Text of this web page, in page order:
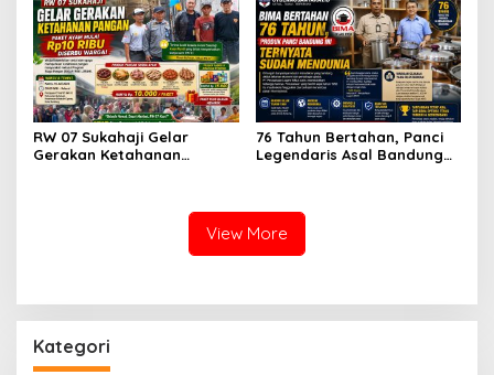
Profesionalisme
RW 07 Sukahaji Gelar
Gerakan Ketahanan
76 Tahun Bertahan, Panci
Legendaris Asal Bandung
View More
Kategori